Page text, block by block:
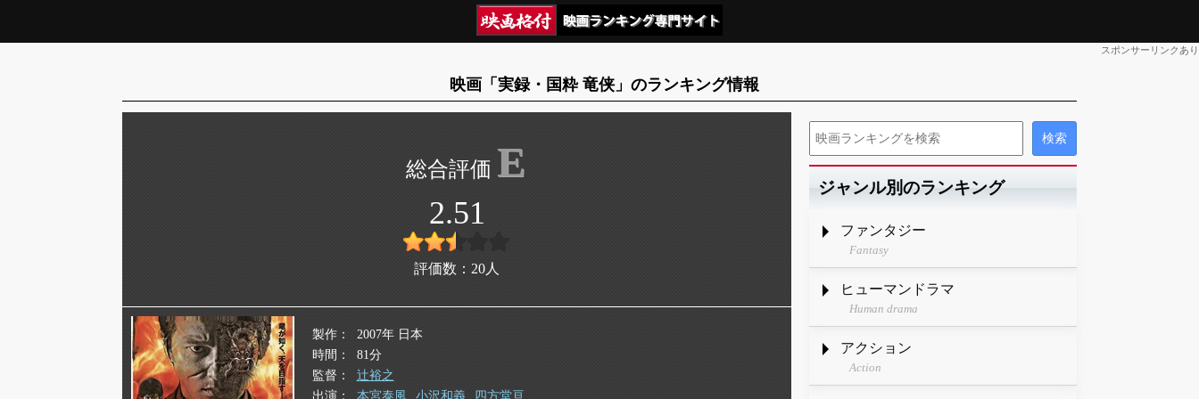
スポンサーリンクあり
映画「実録・国粋 竜侠」のランキング情報
E
2.51
評価数： 20 人
製作
2007年 日本
時間
81分
監督
辻裕之
出演
本宮泰風 小沢和義 四方堂亘
ジャンル別のランキング
ファンタジー
Fantasy
ヒューマンドラマ
Human drama
アクション
Action